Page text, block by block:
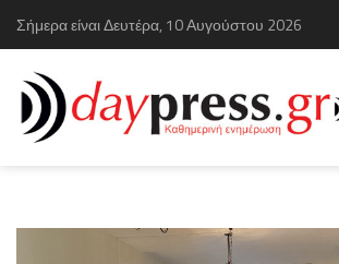
Σήμερα είναι Δευτέρα, 10 Αυγούστου 2026